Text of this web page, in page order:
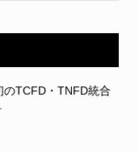
TCFD・TNFD統合